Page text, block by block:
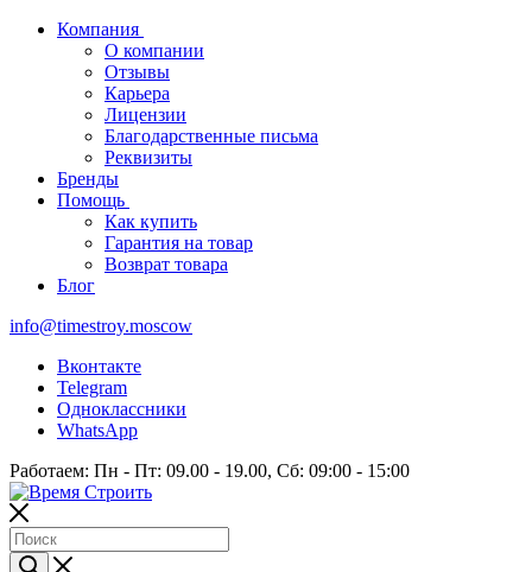
Компания
О компании
Отзывы
Карьера
Лицензии
Благодарственные письма
Реквизиты
Бренды
Помощь
Как купить
Гарантия на товар
Возврат товара
Блог
info@timestroy.moscow
Вконтакте
Telegram
Одноклассники
WhatsApp
Работаем: Пн - Пт: 09.00 - 19.00, Сб: 09:00 - 15:00